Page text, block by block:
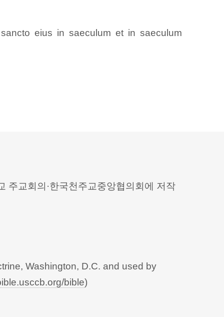
eius in saeculum et in saeculum
주교회의·한국천주교중앙협의회에 저작
Washington, D.C. and used by
bible)